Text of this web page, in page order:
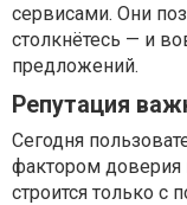
сервисами. Они
столкнётесь — и
предложений.
Репутация
Сегодня
фактором доверия
строится только